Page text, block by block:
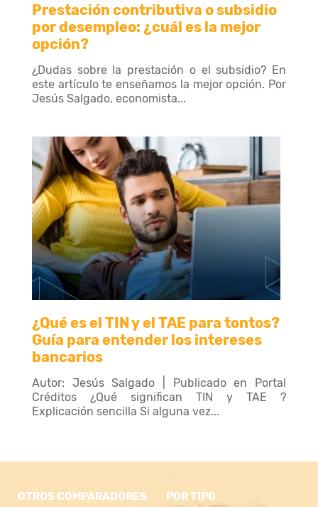
Prestación contributiva o subsidio
por desempleo: ¿cuál es la mejor
opción?
¿Dudas sobre la prestación o el subsidio? En
este artículo te enseñamos la mejor opción. Por
Jesús Salgado, economista...
¿Qué es el TIN y el TAE para tontos?
Guía para entender los intereses
bancarios
Autor: Jesús Salgado | Publicado en Portal
Créditos ¿Qué significan TIN y TAE ?
Explicación sencilla Si alguna vez...
OTROS COMPARADORES POR TIPO